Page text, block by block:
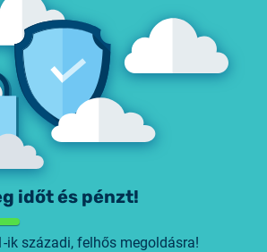
időt és pénzt!
ik századi, felhős megoldásra!